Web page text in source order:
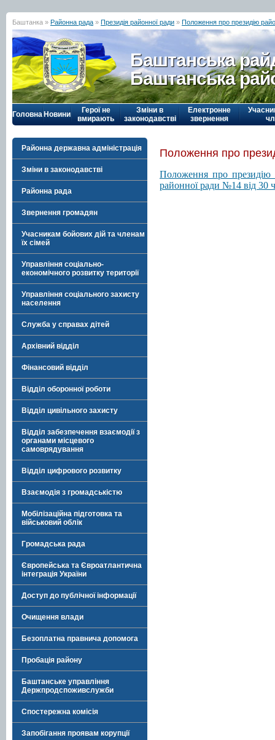
Баштанка » Районна рада » Президія районної ради » Положення про президію
Баштанська
Баштанська
Головна Новини
Герої не
вмирають
Зміни в
законодавстві
Електронне
звернення
Районна державна адміністрація
Зміни в законодавстві
Районна рада
Звернення громадян
Учасникам бойових дій та членам
їх сімей
Управління соціально-
економічного розвитку території
Управління соціального захисту
населення
Служба у справах дітей
Архівний відділ
Фінансовий відділ
Відділ оборонної роботи
Відділ цивільного захисту
Відділ забезпечення взаємодії з
органами місцевого
самоврядування
Відділ цифрового розвитку
Взаємодія з громадськістю
Мобілізаційна підготовка та
військовий облік
Громадська рада
Європейська та Євроатлантична
інтеграція України
Доступ до публічної інформації
Очищення влади
Безоплатна правнича допомога
Пробація району
Баштанське управління
Держпродспоживслужби
Спостережна комісія
Запобігання проявам корупції
Положення про
Положення про президію
районної ради №14 від 30